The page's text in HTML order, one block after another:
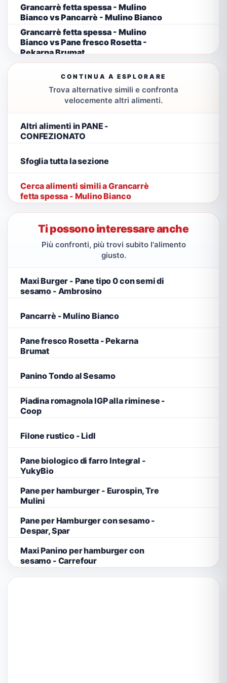
Grancarrè fetta spessa - Mulino
Bianco vs Pancarrè - Mulino Bianco
Grancarrè fetta spessa - Mulino
Bianco vs Pane fresco Rosetta -
Pekarna Brumat
CONTINUA A ESPLORARE
Trova alternative simili e confronta
velocemente altri alimenti.
Altri alimenti in PANE -
CONFEZIONATO
Sfoglia tutta la sezione
Cerca alimenti simili a Grancarrè
fetta spessa - Mulino Bianco
Ti possono interessare anche
Più confronti, più trovi subito l'alimento
giusto.
Maxi Burger - Pane tipo 0 con semi di
sesamo - Ambrosino
Pancarrè - Mulino Bianco
Pane fresco Rosetta - Pekarna
Brumat
Panino Tondo al Sesamo
Piadina romagnola IGP alla riminese -
Coop
Filone rustico - Lidl
Pane biologico di farro Integral -
YukyBio
Pane per hamburger - Eurospin, Tre
Mulini
Pane per Hamburger con sesamo -
Despar, Spar
Maxi Panino per hamburger con
sesamo - Carrefour